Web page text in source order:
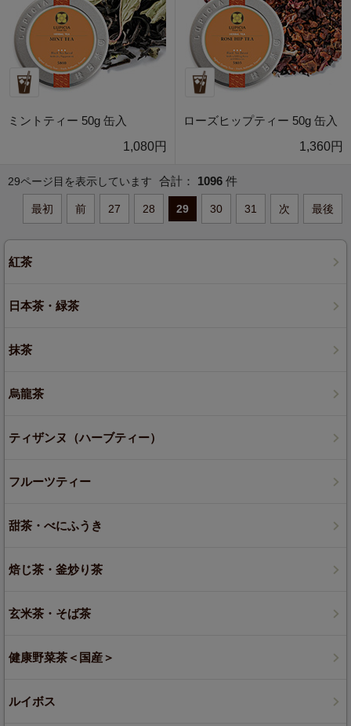
ミントティー 50g 缶入
1,080円
ローズヒップティー 50g 缶入
1,360円
29ページ目を表示しています 合計： 1096 件
最初 前 27 28 29 30 31 次 最後
紅茶
日本茶・緑茶
抹茶
烏龍茶
ティザンヌ（ハーブティー）
フルーツティー
甜茶・べにふうき
焙じ茶・釜炒り茶
玄米茶・そば茶
健康野菜茶＜国産＞
ルイボス